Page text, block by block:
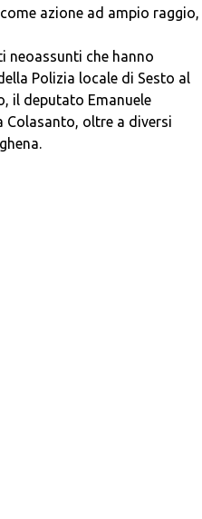
azione ad ampio raggio,
neoassunti che hanno
Polizia locale di Sesto al
il deputato Emanuele
Colasanto, oltre a diversi